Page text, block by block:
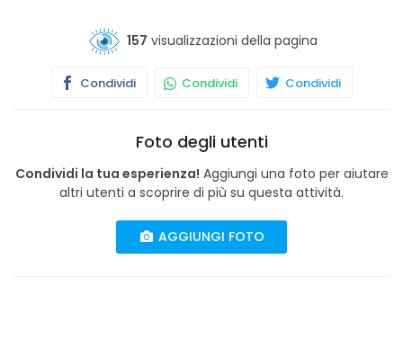
157 visualizzazioni della pagina
Condividi Condividi Condividi
Foto degli utenti
Condividi la tua esperienza! Aggiungi una foto per aiutare
altri utenti a scoprire di più su questa attività.
AGGIUNGI FOTO